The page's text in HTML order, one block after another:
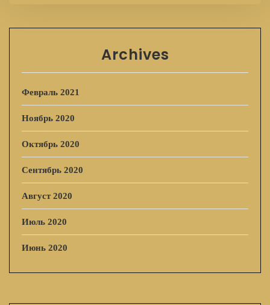
Archives
Февраль 2021
Ноябрь 2020
Октябрь 2020
Сентябрь 2020
Август 2020
Июль 2020
Июнь 2020